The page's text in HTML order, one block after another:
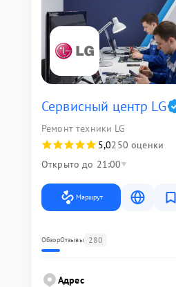
Сервисный центр LG
Ремонт техники LG
5,0250 оценки
Открыто до 21:00
Маршрут
ОбзорОтзывы 280
Адрес